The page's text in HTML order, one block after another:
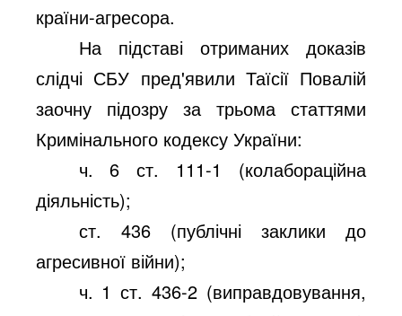
країни-агресора.
На підставі отриманих доказів
слідчі СБУ пред'явили Таїсії Повалій
заочну підозру за трьома статтями
Кримінального кодексу України:
ч. 6 ст. 111-1 (колабораційна
діяльність);
ст. 436 (публічні заклики до
агресивної війни);
ч. 1 ст. 436-2 (виправдовування,